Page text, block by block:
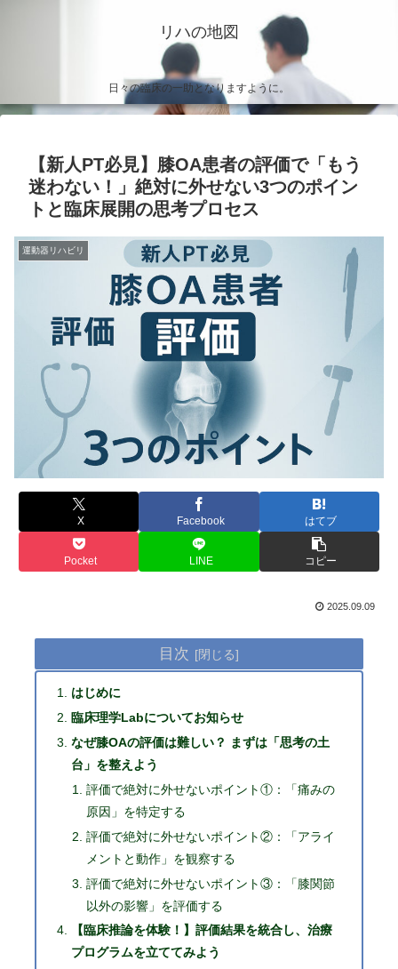
リハの地図
日々の臨床の一助となりますように。
【新人PT必見】膝OA患者の評価で「もう
迷わない！」絶対に外せない3つのポイン
トと臨床展開の思考プロセス
運動器リハビリ
X Facebook はてブ
Pocket LINE コピー
2025.09.09
目次
はじめに
臨床理学Labについてお知らせ
なぜ膝OAの評価は難しい？ まずは「思考の土
台」を整えよう
評価で絶対に外せないポイント①：「痛みの
原因」を特定する
評価で絶対に外せないポイント②：「アライ
メントと動作」を観察する
評価で絶対に外せないポイント③：「膝関節
以外の影響」を評価する
【臨床推論を体験！】評価結果を統合し、治療
プログラムを立ててみよう